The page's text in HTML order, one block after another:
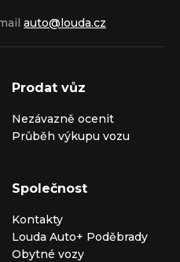
auto@louda.cz
Prodat vůz
Nezávazně ocenit
Průběh výkupu vozu
Společnost
Kontakty
Louda Auto+ Poděbrady
Obytné vozy